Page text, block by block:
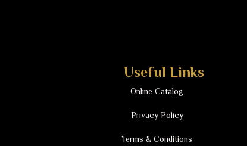
Useful Links
Online Catalog
Privacy Policy
Terms & Conditions